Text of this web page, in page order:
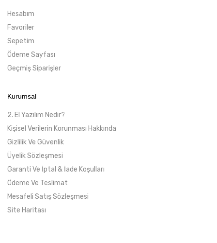
Hesabım
Favoriler
Sepetim
Ödeme Sayfası
Geçmiş Siparişler
Kurumsal
2. El Yazılım Nedir?
Kişisel Verilerin Korunması Hakkında
Gizlilik Ve Güvenlik
Üyelik Sözleşmesi
Garanti Ve İptal & İade Koşulları
Ödeme Ve Teslimat
Mesafeli Satış Sözleşmesi
Site Haritası